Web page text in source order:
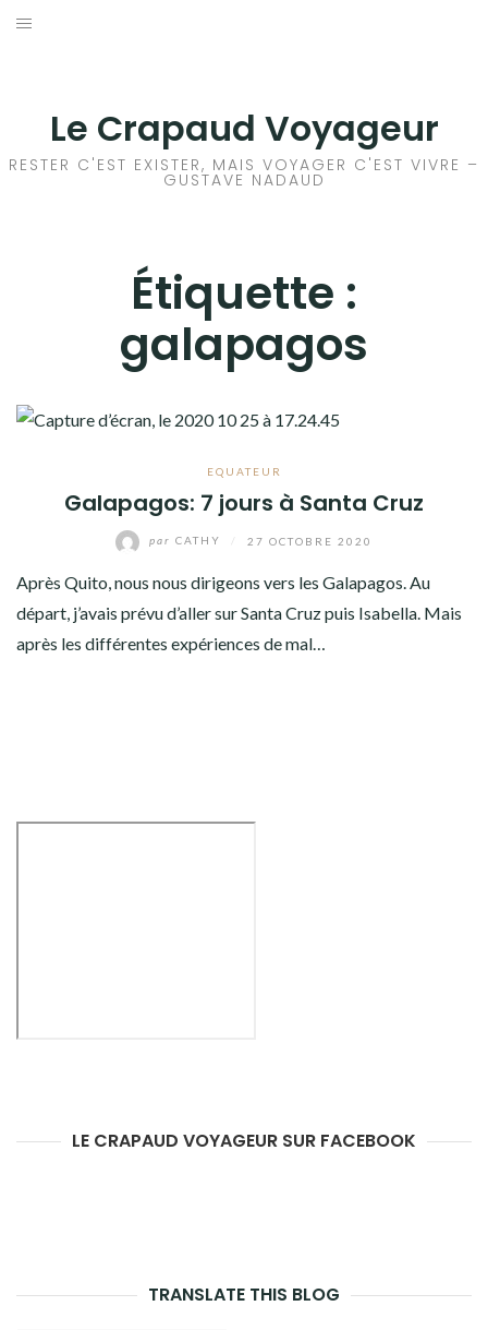
Aller
Le Crapaud Voyageur
RESTER C'EST EXISTER, MAIS VOYAGER C'EST VIVRE –
GUSTAVE NADAUD
Étiquette :
galapagos
EQUATEUR
Galapagos: 7 jours à Santa Cruz
par CATHY 27 OCTOBRE 2020
Après Quito, nous nous dirigeons vers les Galapagos. Au
départ, j’avais prévu d’aller sur Santa Cruz puis Isabella. Mais
après les différentes expériences de mal…
LE CRAPAUD VOYAGEUR SUR FACEBOOK
TRANSLATE THIS BLOG
EUROPE
AMÉRIQUE DU SUD
TOUR DU MONDE 2020-2021
CONTACT